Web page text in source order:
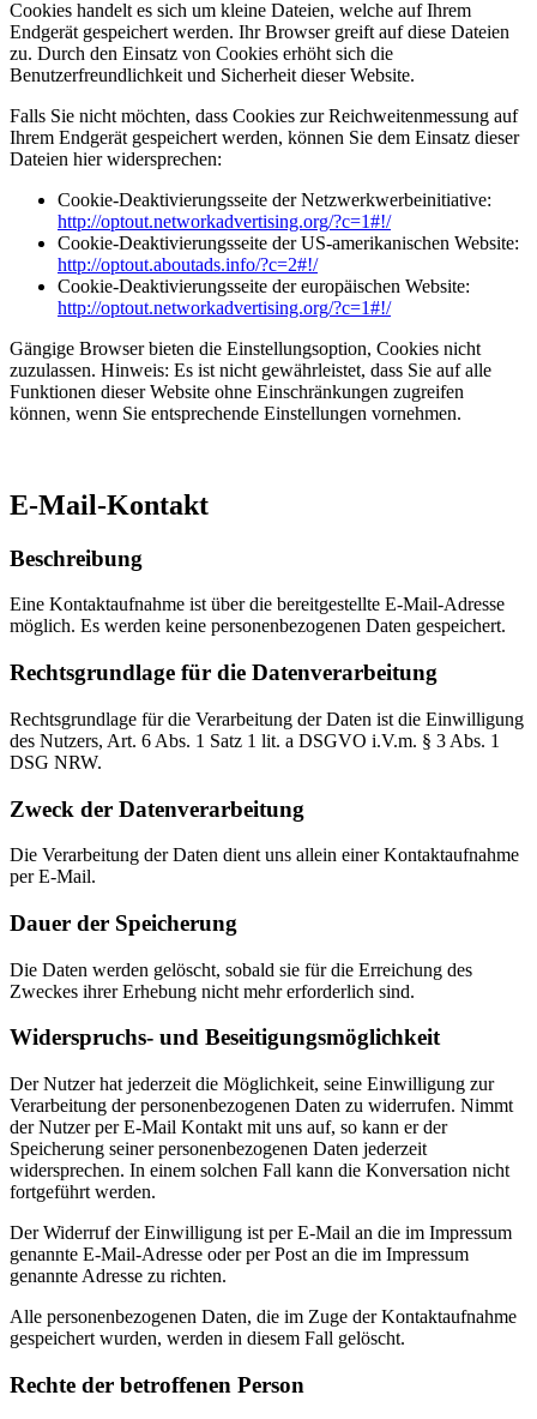
Cookies handelt es sich um kleine Dateien, welche auf Ihrem
Endgerät gespeichert werden. Ihr Browser greift auf diese Dateien
zu. Durch den Einsatz von Cookies erhöht sich die
Benutzerfreundlichkeit und Sicherheit dieser Website.
Falls Sie nicht möchten, dass Cookies zur Reichweitenmessung auf
Ihrem Endgerät gespeichert werden, können Sie dem Einsatz dieser
Dateien hier widersprechen:
Cookie-Deaktivierungsseite der Netzwerkwerbeinitiative:
http://optout.networkadvertising.org/?c=1#!/
Cookie-Deaktivierungsseite der US-amerikanischen Website:
http://optout.aboutads.info/?c=2#!/
Cookie-Deaktivierungsseite der europäischen Website:
http://optout.networkadvertising.org/?c=1#!/
Gängige Browser bieten die Einstellungsoption, Cookies nicht
zuzulassen. Hinweis: Es ist nicht gewährleistet, dass Sie auf alle
Funktionen dieser Website ohne Einschränkungen zugreifen
können, wenn Sie entsprechende Einstellungen vornehmen.
E-Mail-Kontakt
Beschreibung
Eine Kontaktaufnahme ist über die bereitgestellte E-Mail-Adresse
möglich. Es werden keine personenbezogenen Daten gespeichert.
Rechtsgrundlage für die Datenverarbeitung
Rechtsgrundlage für die Verarbeitung der Daten ist die Einwilligung
des Nutzers, Art. 6 Abs. 1 Satz 1 lit. a DSGVO i.V.m. § 3 Abs. 1
DSG NRW.
Zweck der Datenverarbeitung
Die Verarbeitung der Daten dient uns allein einer Kontaktaufnahme
per E-Mail.
Dauer der Speicherung
Die Daten werden gelöscht, sobald sie für die Erreichung des
Zweckes ihrer Erhebung nicht mehr erforderlich sind.
Widerspruchs- und Beseitigungsmöglichkeit
Der Nutzer hat jederzeit die Möglichkeit, seine Einwilligung zur
Verarbeitung der personenbezogenen Daten zu widerrufen. Nimmt
der Nutzer per E-Mail Kontakt mit uns auf, so kann er der
Speicherung seiner personenbezogenen Daten jederzeit
widersprechen. In einem solchen Fall kann die Konversation nicht
fortgeführt werden.
Der Widerruf der Einwilligung ist per E-Mail an die im Impressum
genannte E-Mail-Adresse oder per Post an die im Impressum
genannte Adresse zu richten.
Alle personenbezogenen Daten, die im Zuge der Kontaktaufnahme
gespeichert wurden, werden in diesem Fall gelöscht.
Rechte der betroffenen Person